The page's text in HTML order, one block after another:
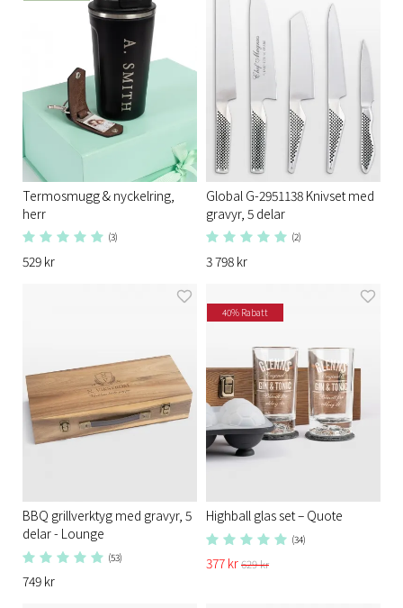
Termosmugg & nyckelring,
herr
(3)
529 kr
Global G-2951138 Knivset med
gravyr, 5 delar
(2)
3 798 kr
BBQ grillverktyg med gravyr, 5
delar - Lounge
(53)
749 kr
40% Rabatt
Highball glas set – Quote
(34)
377 kr629 kr